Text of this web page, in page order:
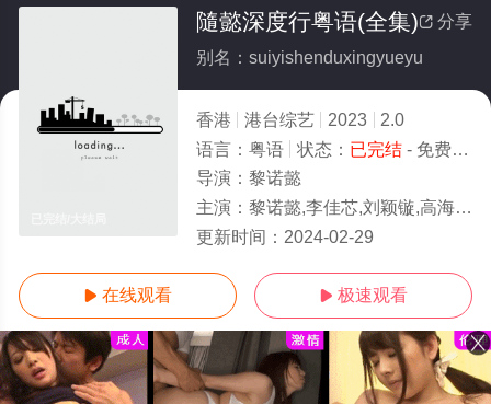
 分享
隨懿深度行粤语(全集)
别名：suiyishenduxingyueyu
香港 港台综艺 2023
2.0
语言： 粤语 状态： 已完结- 免费在线观看
导演： 黎诺懿
主演： 黎诺懿,李佳芯,刘颖镟,高海宁,黄翠如
更新时间： 2024-02-29
 在线观看  极速观看